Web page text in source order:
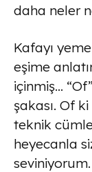
daha neler
Kafayı
eşime
içinmiş…
şakası. Of
teknik
heyecanla